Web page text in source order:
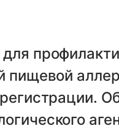
пищевой